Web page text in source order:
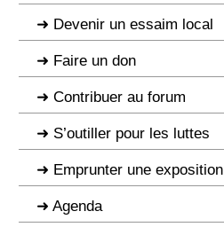
Devenir un essaim local
Faire un don
Contribuer au forum
S’outiller pour les luttes
Emprunter une exposition
Agenda